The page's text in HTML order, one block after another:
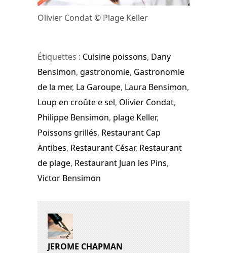
Olivier Condat © Plage Keller
Étiquettes : Cuisine poissons, Dany
Bensimon, gastronomie, Gastronomie
de la mer, La Garoupe, Laura Bensimon,
Loup en croûte e sel, Olivier Condat,
Philippe Bensimon, plage Keller,
Poissons grillés, Restaurant Cap
Antibes, Restaurant César, Restaurant
de plage, Restaurant Juan les Pins,
Victor Bensimon
JEROME CHAPMAN